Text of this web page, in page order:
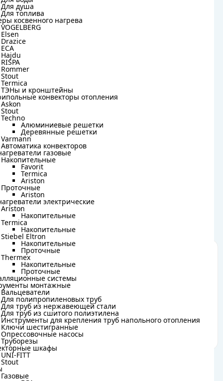
Для душа
Для топлива
косвенного нагрева
VOGELBERG
Elsen
Drazice
ECA
Hajdu
RISPA
Rommer
Stout
Termica
ТЭНы и кронштейны
конвекторы отопления
Askon
Stout
Techno
Алюминиевые решетки
Деревянные решетки
Varmann
Автоматика конвекторов
газовые
Накопительные
Favorit
Termica
Ariston
Проточные
Ariston
электрические
Ariston
Накопительные
Termica
Накопительные
Stiebel Eltron
Накопительные
Проточные
Thermex
Накопительные
Проточные
системы
монтажные
Вальцеватели
Для полипропиленовых труб
Для труб из нержавеющей стали
Для труб из сшитого полиэтилена
Инструменты для крепления труб напольного отопления
Ключи шестигранные
Опрессовочные насосы
Труборезы
шкафы
UNI-FITT
Stout
Газовые
Для душа
Для топлива
косвенного нагрева
VOGELBERG
Elsen
Drazice
ECA
Hajdu
RISPA
Rommer
Stout
Termica
ТЭНы и кронштейны
конвекторы отопления
Askon
Stout
Techno
Алюминиевые решетки
Деревянные решетки
Varmann
Автоматика конвекторов
газовые
Накопительные
Favorit
Termica
Ariston
Проточные
Ariston
электрические
Ariston
Накопительные
Termica
Накопительные
Stiebel Eltron
Накопительные
Проточные
Thermex
Накопительные
Проточные
системы
монтажные
Вальцеватели
Для полипропиленовых труб
Для труб из нержавеющей стали
Для труб из сшитого полиэтилена
Инструменты для крепления труб напольного отопления
Ключи шестигранные
Опрессовочные насосы
Труборезы
шкафы
UNI-FITT
Stout
Газовые
600x400, BNQ2W-H600W400-
H600W400-UP
₽
+ шт В корзину
БРЕХОВО:
В наличии: 0 шт.
до 4 дней
Laertes 600x400, BNQ2W-H600W400-UP, Хром по
оптом и в розницу. Сертифицированная
выгодные предложения. Заказать
и в розницу можно на сайте или по телефону:+7
магазин и оценить товар вживую.